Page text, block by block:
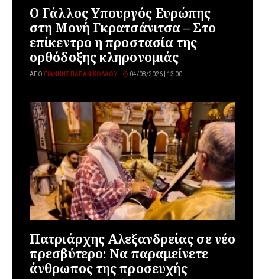
Ο Γάλλος Υπουργός Ευρώπης
στη Μονή Γκρατσάνιτσα – Στο
επίκεντρο η προστασία της
ορθόδοξης κληρονομιάς
ΑΠΌ ΓΙΆΝΝΗΣ ΠΑΠΑΝΙΚΟΛΆΟΥ 04/08/2026 | 13:00
Πατριάρχης Αλεξανδρείας σε νέο
πρεσβύτερο: Να παραμείνετε
άνθρωπος της προσευχής